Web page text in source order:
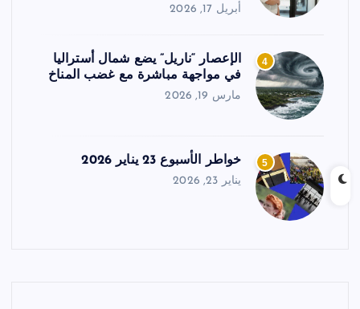
أبريل 17, 2026
4
الإعصار “ناريل” يضع شمال أستراليا
في مواجهة مباشرة مع غضب المناخ
مارس 19, 2026
5 خواطر الأسبوع 23 يناير 2026
يناير 23, 2026